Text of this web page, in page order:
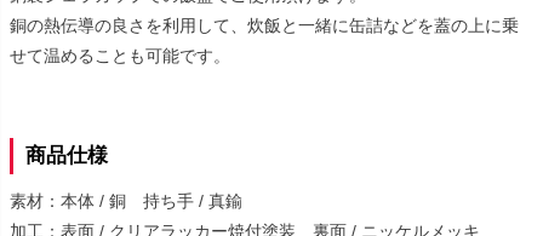
銅の熱伝導の良さを利用して、炊飯と一緒に缶詰などを蓋の上に乗
せて温めることも可能です。
商品仕様
素材：本体 / 銅 持ち手 / 真鍮
加工：表面 / クリアラッカー焼付塗装 裏面 / ニッケルメッキ